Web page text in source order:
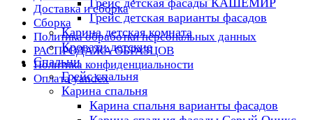
Доставка и сборка
Сборка
Политика обработки персональных данных
РАСПРОДАЖА ОБРАЗЦОВ
Политика конфиденциальности
Оплата yandex
Грейс детская фасады КАШЕМИР
Грейс детская варианты фасадов
Карина детская комната
Кровати детские
Спальни
Грейс спальня
Карина спальня
Карина спальня варианты фасадов